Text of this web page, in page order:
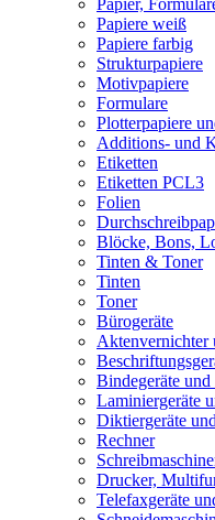
Papier,
Papiere weiß
Papiere farbig
Strukturpapiere
Motivpapiere
Formulare
Plotterpapiere
Additions- und
Etiketten
Etiketten PCL3
Folien
Blöcke, Bons,
Tinten & Toner
Tinten
Toner
Bürogeräte
Aktenvernichter
Bindegeräte
Laminiergeräte
Diktiergeräte
Rechner
Drucker,
Telefaxgeräte